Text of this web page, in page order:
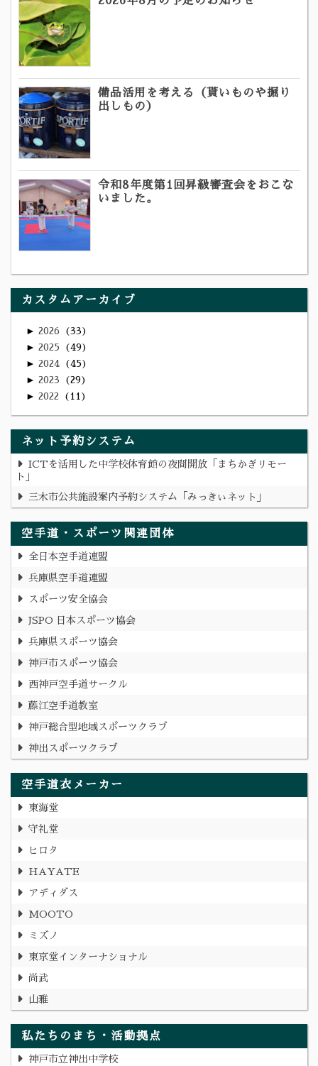
備品活用を考える（貰いものや掘り
出しもの）
令和8年度第1回昇級審査会をおこな
いました。
カスタムアーカイブ
► 2026 33
► 2025 49
► 2024 45
► 2023 29
► 2022 11
ネット予約システム
ICTを活用した中学校体育館の夜間開放「まちかぎリモー
ト」
三木市公共施設案内予約システム「みっきぃネット」
空手道・スポーツ関連団体
全日本空手道連盟
兵庫県空手道連盟
スポーツ安全協会
JSPO 日本スポーツ協会
兵庫県スポーツ協会
神戸市スポーツ協会
西神戸空手道サークル
藤江空手道教室
神戸総合型地域スポーツクラブ
神出スポーツクラブ
空手道衣メーカー
東海堂
守礼堂
ヒロタ
HAYATE
アディダス
MOOTO
ミズノ
東京堂インターナショナル
尚武
山雅
私たちのまち・活動拠点
神戸市立神出中学校